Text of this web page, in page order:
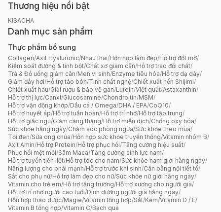
Thương hiệu nổi bật
KISACHA
Danh mục sản phẩm
Thực phẩm bổ sung
Collagen/Axit Hyaluronic/Nhau thai/Hỗn hợp làm đẹp/Hỗ trợ đốt mỡ/
Kiểm soát đường & tinh bột/Chất xơ giảm cân/Hỗ trợ trao đổi chất/
Trà & Đồ uống giảm cân/Men vi sinh/Enzyme tiêu hóa/Hỗ trợ dạ dày/
Giảm đầy hơi/Hỗ trợ táo bón/Tinh chất nghệ/Chiết xuất hến Shijimi/
Chiết xuất hàu/Giải rượu & bảo vệ gan/Lutein/Việt quất/Astaxanthin/
Hỗ trợ thị lực/Canxi/Glucosamine/Chondroitin/MSM/
Hỗ trợ vận động khớp/Dầu cá / Omega/DHA / EPA/CoQ10/
Hỗ trợ huyết áp/Hỗ trợ tuần hoàn/Hỗ trợ trí nhớ/Hỗ trợ tập trung/
Hỗ trợ giấc ngủ/Giảm căng thẳng/Hỗ trợ miễn dịch/Chống oxy hóa/
Sức khỏe hằng ngày/Chăm sóc phòng ngừa/Sức khỏe theo mùa/
Tỏi đen/Sữa ong chúa/Hỗn hợp sức khỏe truyền thống/Vitamin nhóm B/
Axit Amin/Hỗ trợ Protein/Hỗ trợ phục hồi/Tăng cường hiệu suất/
Phục hồi mệt mỏi/Sâm Maca/Tăng cường sinh lực nam/
Hỗ trợ tuyến tiền liệt/Hỗ trợ tóc cho nam/Sức khỏe nam giới hằng ngày/
Năng lượng cho phái mạnh/Hỗ trợ trước khi sinh/Cân bằng nội tiết tố/
Sắt cho phụ nữ/Hỗ trợ làm đẹp cho nữ/Sức khỏe nữ giới hằng ngày/
Vitamin cho trẻ em/Hỗ trợ tăng trưởng/Hỗ trợ xương cho người già/
Hỗ trợ trí nhớ người cao tuổi/Dinh dưỡng người già hằng ngày/
Hỗn hợp thảo dược/Magie/Vitamin tổng hợp/Sắt/Kẽm/Vitamin D / E/
Vitamin B tổng hợp/Vitamin C/Bạch quả